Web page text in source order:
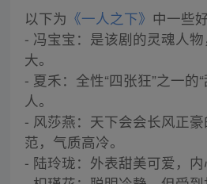
以下为 《一人之下》 中一些
- 冯宝宝：是该剧的灵魂人
大。
- 夏禾：全性“四张狂”之一的
人。
- 风莎燕：天下会会长风正
范，气质高冷。
- 陆玲珑：外表甜美可爱，内